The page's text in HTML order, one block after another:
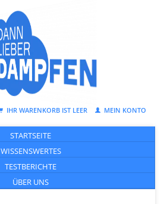
IHR WARENKORB IST LEER MEIN KONTO
STARTSEITE
WISSENSWERTES
TESTBERICHTE
ÜBER UNS